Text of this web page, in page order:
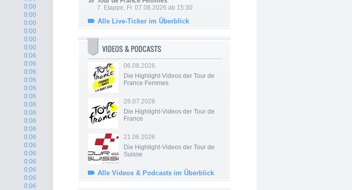
0:00
0:00
0:00
0:00
0:00
0:00
0:06
0:06
0:06
0:06
0:06
0:06
0:06
0:06
0:06
0:06
0:06
0:06
0:06
0:06
0:06
0:06
0:06
7. Etappe, Fr. 07.08.2026 ab 15:30
Alle Live-Ticker im Überblick
VIDEOS & PODCASTS
06.08.2026
Die Highlight-Videos der Tour de
France Femmes
26.07.2026
Die Highlight-Videos der Tour de
France
21.06.2026
Die Highlight-Videos der Tour de
Suisse
Alle Videos & Podcasts im Überblick